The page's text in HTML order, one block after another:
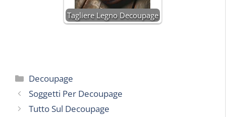
Tagliere Legno Decoupage
Categorie
Decoupage
Soggetti Per Decoupage
Tutto Sul Decoupage